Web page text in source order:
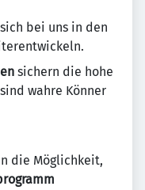
bei uns in den
sichern die hohe
wahre Könner
die Möglichkeit,